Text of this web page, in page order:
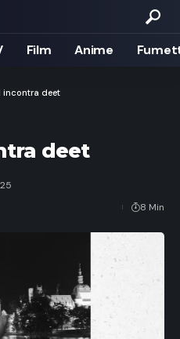
Film Anime
incontra deet
deet
8 Min